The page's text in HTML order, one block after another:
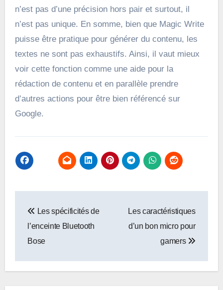
n’est pas d’une précision hors pair et surtout, il
n’est pas unique. En somme, bien que Magic Write
puisse être pratique pour générer du contenu, les
textes ne sont pas exhaustifs. Ainsi, il vaut mieux
voir cette fonction comme une aide pour la
rédaction de contenu et en parallèle prendre
d’autres actions pour être bien référencé sur
Google.
de
l’article
Les spécificités de
l’enceinte Bluetooth
Bose
Les caractéristiques
d’un bon micro pour
gamers